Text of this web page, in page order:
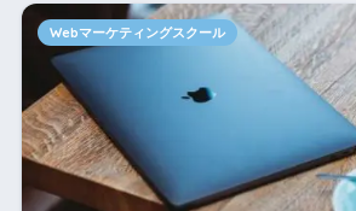
Webマーケティングスクール